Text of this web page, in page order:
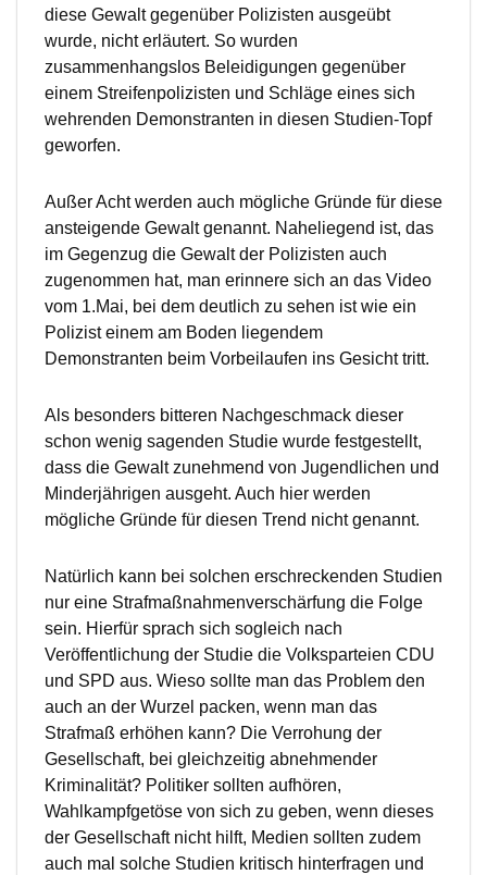
diese Gewalt gegenüber Polizisten ausgeübt
wurde, nicht erläutert. So wurden
zusammenhangslos Beleidigungen gegenüber
einem Streifenpolizisten und Schläge eines sich
wehrenden Demonstranten in diesen Studien-Topf
geworfen.
Außer Acht werden auch mögliche Gründe für diese
ansteigende Gewalt genannt. Naheliegend ist, das
im Gegenzug die Gewalt der Polizisten auch
zugenommen hat, man erinnere sich an das Video
vom 1.Mai, bei dem deutlich zu sehen ist wie ein
Polizist einem am Boden liegendem
Demonstranten beim Vorbeilaufen ins Gesicht tritt.
Als besonders bitteren Nachgeschmack dieser
schon wenig sagenden Studie wurde festgestellt,
dass die Gewalt zunehmend von Jugendlichen und
Minderjährigen ausgeht. Auch hier werden
mögliche Gründe für diesen Trend nicht genannt.
Natürlich kann bei solchen erschreckenden Studien
nur eine Strafmaßnahmenverschärfung die Folge
sein. Hierfür sprach sich sogleich nach
Veröffentlichung der Studie die Volksparteien CDU
und SPD aus. Wieso sollte man das Problem den
auch an der Wurzel packen, wenn man das
Strafmaß erhöhen kann? Die Verrohung der
Gesellschaft, bei gleichzeitig abnehmender
Kriminalität? Politiker sollten aufhören,
Wahlkampfgetöse von sich zu geben, wenn dieses
der Gesellschaft nicht hilft, Medien sollten zudem
auch mal solche Studien kritisch hinterfragen und